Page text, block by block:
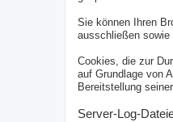
Sie können Ihren
ausschließen
Cookies, die zur
auf Grundlage von
Bereitstellung
Server-Log-